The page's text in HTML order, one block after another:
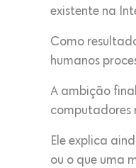
existente na
Como
humanos
A ambição
computadores
Ele explica
ou o que uma